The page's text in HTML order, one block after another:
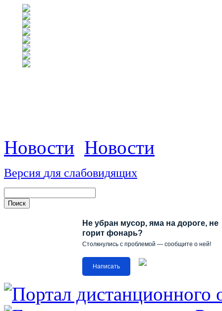
Новости Новости
Версия для слабовидящих
Не убран мусор, яма на дороге, не
горит фонарь?
Столкнулись с проблемой — сообщите о ней!
Написать